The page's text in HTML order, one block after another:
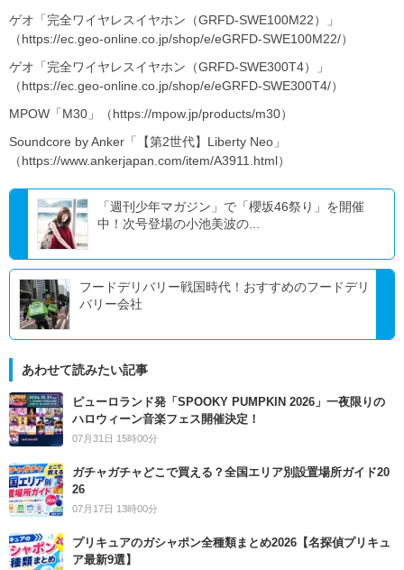
ゲオ「完全ワイヤレスイヤホン（GRFD-SWE100M22）」
（https://ec.geo-online.co.jp/shop/e/eGRFD-SWE100M22/）
ゲオ「完全ワイヤレスイヤホン（GRFD-SWE300T4）」
（https://ec.geo-online.co.jp/shop/e/eGRFD-SWE300T4/）
MPOW「M30」（https://mpow.jp/products/m30）
Soundcore by Anker「【第2世代】Liberty Neo」
（https://www.ankerjapan.com/item/A3911.html）
「週刊少年マガジン」で「櫻坂46祭り」を開催
中！次号登場の小池美波の...
フードデリバリー戦国時代！おすすめのフードデリ
バリー会社
あわせて読みたい記事
ピューロランド発「SPOOKY PUMPKIN 2026」一夜限りの
ハロウィーン音楽フェス開催決定！
07月31日 15時00分
ガチャガチャどこで買える？全国エリア別設置場所ガイド20
26
07月17日 13時00分
プリキュアのガシャポン全種類まとめ2026【名探偵プリキュ
ア最新9選】